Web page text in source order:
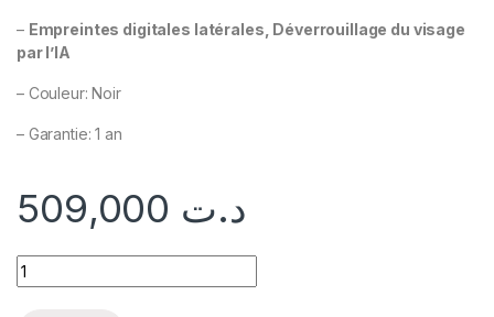
– Empreintes digitales latérales, Déverrouillage du visage
par l’IA
– Couleur: Noir
– Garantie: 1 an
د.ت